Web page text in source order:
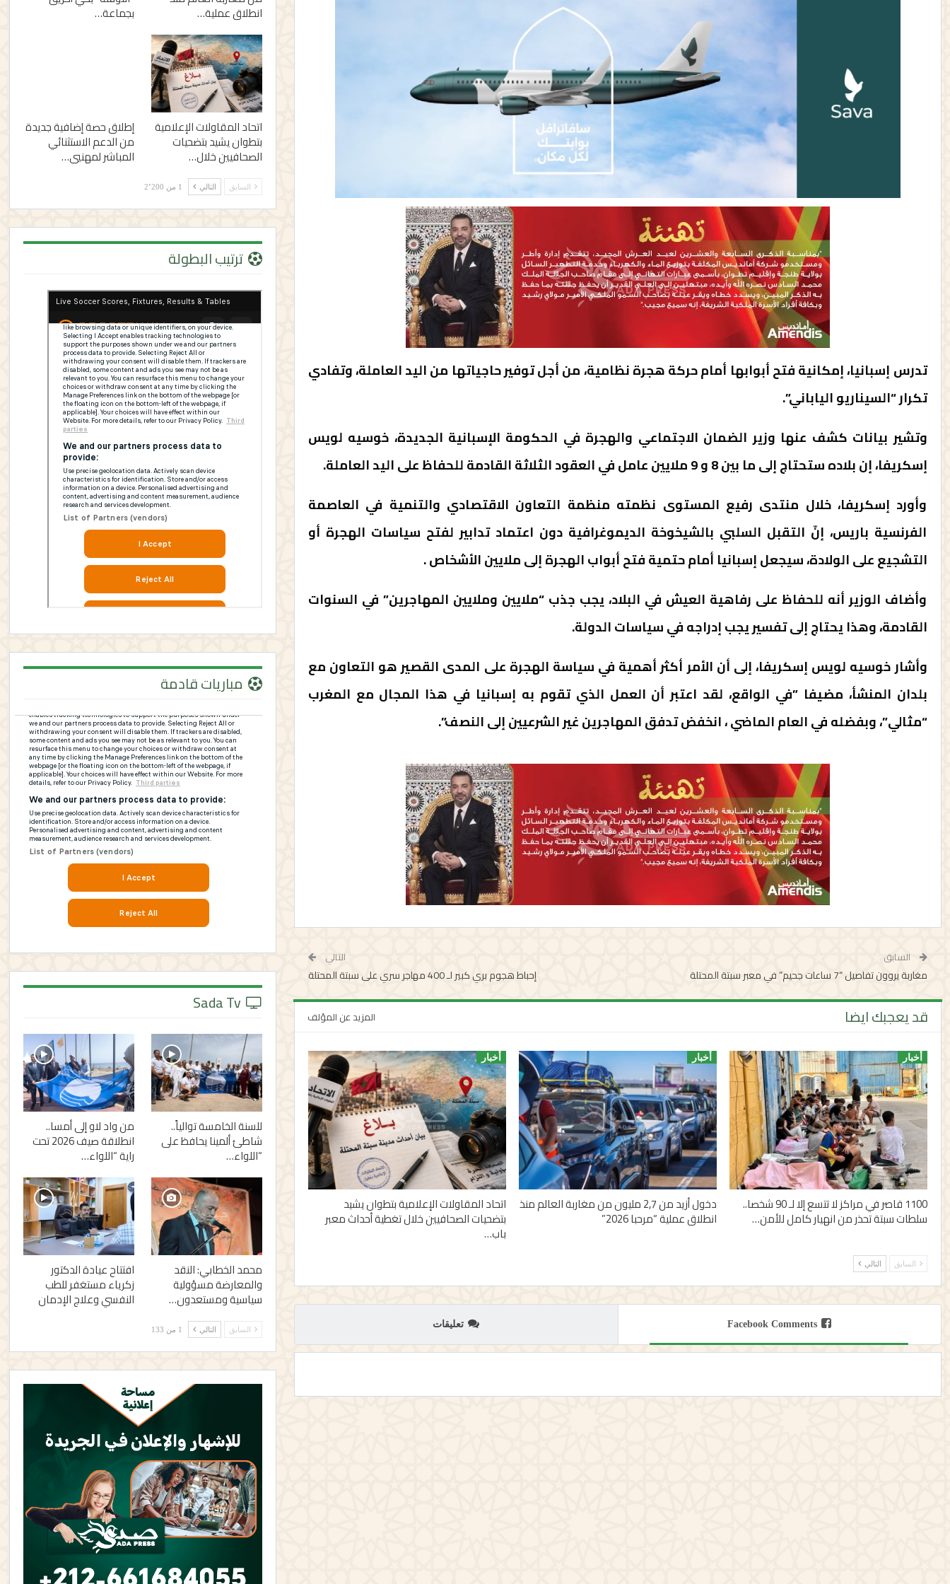
تدرس إسبانيا، إمكانية فتح أبوابها أمام حركة هجرة نظامية، من أجل توفير حاجياتها من اليد العاملة، وتفادي
تكرار “السيناريو الياباني”.
وتشير بيانات كشف عنها وزير الضمان الاجتماعي والهجرة في الحكومة الإسبانية الجديدة، خوسيه لويس
إسكريفا، إن بلاده ستحتاج إلى ما بين 8 و 9 ملايين عامل في العقود الثلاثة القادمة للحفاظ على اليد العاملة.
وأورد إسكريفا، خلال منتدى رفيع المستوى نظمته منظمة التعاون الاقتصادي والتنمية في العاصمة
الفرنسية باريس، إنّ التقبل السلبي بالشيخوخة الديموغرافية دون اعتماد تدابير لفتح سياسات الهجرة أو
التشجيع على الولادة، سيجعل إسبانيا أمام حتمية فتح أبواب الهجرة إلى ملايين الأشخاص .
وأضاف الوزير أنه للحفاظ على رفاهية العيش في البلاد، يجب جذب “ملايين وملايين المهاجرين” في السنوات
القادمة، وهذا يحتاج إلى تفسير يجب إدراجه في سياسات الدولة.
وأشار خوسيه لويس إسكريفا، إلى أن الأمر أكثر أهمية في سياسة الهجرة على المدى القصير هو التعاون مع
بلدان المنشأ، مضيفا ”في الواقع، لقد اعتبر أن العمل الذي تقوم به إسبانيا في هذا المجال مع المغرب
“مثالي”، وبفضله في العام الماضي ، انخفض تدفق المهاجرين غير الشرعيين إلى النصف”.
السابق
مغاربة يروون تفاصيل “7 ساعات جحيم” في معبر سبتة المحتلة‬
التالي
إحباط هجوم بري كبير لـ 400 مهاجر سري على سبتة المحتلة
قد يعجبك ايضا المزيد عن المؤلف
أخبار
1100 قاصر في مراكز لا تتسع إلا لـ 90 شخصا..
سلطات سبتة تحذر من انهيار كامل للأمن…
أخبار
دخول أزيد من 2,7 مليون من مغاربة العالم منذ
انطلاق عملية “مرحبا 2026”
أخبار
اتحاد المقاولات الإعلامية بتطوان يشيد
بتضحيات الصحافيين خلال تغطية أحداث معبر
باب…
السابق التالي
Facebook Comments تعليقات
انطلاق عملية… بجماعة…
اتحاد المقاولات الإعلامية
بتطوان يشيد بتضحيات
الصحافيين خلال…
إطلاق حصة إضافية جديدة
من الدعم الاستثنائي
المباشر لمهنيي…
السابق التالي 1 من 2٬200
ترتيب البطولة
مباريات قادمة
للسنة الخامسة توالياً..
شاطئ ألمينا يحافظ على
“اللواء…
من واد لاو إلى أمسا..
انطلاقة صيف 2026 تحت
راية “اللواء…
محمد الخطابي: النقد
والمعارضة مسؤولية
سياسية ومستعدون…
افتتاح عيادة الدكتور
زكرياء مستغفر للطب
النفسي وعلاج الإدمان
السابق التالي 1 من 133